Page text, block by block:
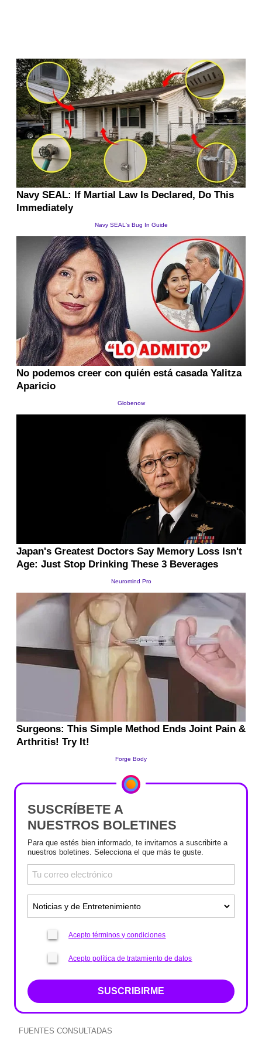
SUSCRÍBETE A
NUESTROS BOLETINES
Para que estés bien informado, te invitamos a suscribirte a
nuestros boletines. Selecciona el que más te guste.
Acepto términos y condiciones
Acepto política de tratamiento de datos
SUSCRIBIRME
FUENTES CONSULTADAS